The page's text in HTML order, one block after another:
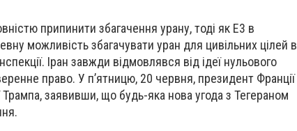
припинити збагачення урану, тоді як E3 в
можливість збагачувати уран для цивільних цілей в
Іран завжди відмовлявся від ідеї нульового
право. У пʼятницю, 20 червня, президент Франції
заявивши, що будь-яка нова угода з Тегераном